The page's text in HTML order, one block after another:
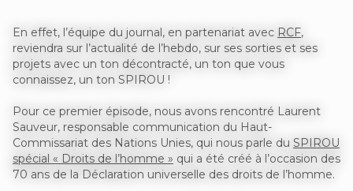
En effet, l’équipe du journal, en partenariat avec RCF,
reviendra sur l’actualité de l’hebdo, sur ses sorties et ses
projets avec un ton décontracté, un ton que vous
connaissez, un ton SPIROU !
Pour ce premier épisode, nous avons rencontré Laurent
Sauveur, responsable communication du Haut-
Commissariat des Nations Unies, qui nous parle du SPIROU
spécial « Droits de l’homme » qui a été créé à l’occasion des
70 ans de la Déclaration universelle des droits de l’homme.